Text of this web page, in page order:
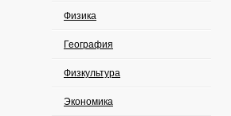
Физика
География
Физкультура
Экономика